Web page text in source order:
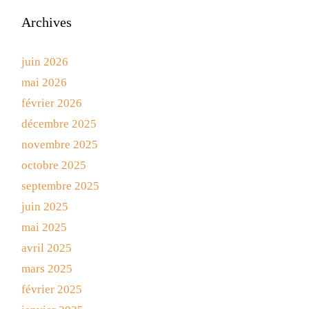
Archives
juin 2026
mai 2026
février 2026
décembre 2025
novembre 2025
octobre 2025
septembre 2025
juin 2025
mai 2025
avril 2025
mars 2025
février 2025